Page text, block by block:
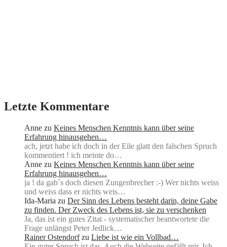
Letzte Kommentare
Anne zu Keines Menschen Kenntnis kann über seine
Erfahrung hinausgehen…
ach, jetzt habe ich doch in der Eile glatt den falschen Spruch
kommentiert ! ich meinte do…
Anne zu Keines Menschen Kenntnis kann über seine
Erfahrung hinausgehen…
ja ! da gab´s doch diesen Zungenbrecher :-) Wer nichts weiss
und weiss dass er nichts weis…
Ida-Maria zu Der Sinn des Lebens besteht darin, deine Gabe
zu finden. Der Zweck des Lebens ist, sie zu verschenken
Ja, das ist ein gutes Zitat - systematischer beantwortete die
Frage unlängst Peter Jedlick…
Rainer Ostendorf zu Liebe ist wie ein Vollbad…